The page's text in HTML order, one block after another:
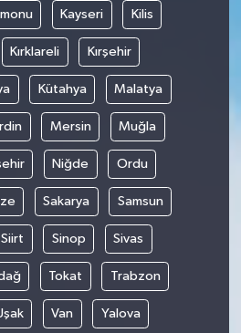
Kayseri Kilis
Kırklareli Kırşehir
Kütahya Malatya
Mersin Muğla
Niğde Ordu
Sakarya Samsun
Siirt Sinop Sivas
Tokat Trabzon
Van Yalova